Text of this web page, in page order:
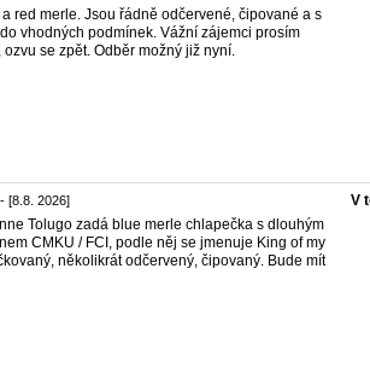
red merle. Jsou řádně odčervené, čipované a s
vhodných podmínek. Vážní zájemci prosím
se zpět. Odběr možný již nyní.
- [8.8. 2026]
Tolugo zadá blue merle chlapečka s dlouhým
CMKU / FCI, podle něj se jmenuje King of my
několikrát odčervený, čipovaný. Bude mít
V